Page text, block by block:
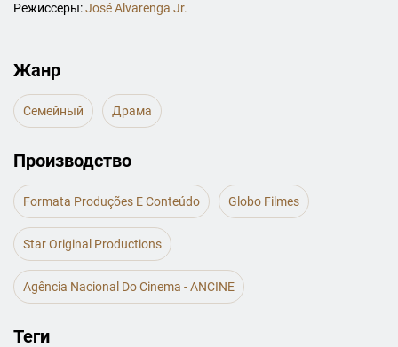
Режиссеры:José Alvarenga Jr.
Жанр
Семейный Драма
Производство
Formata Produções E Conteúdo Globo Filmes
Star Original Productions
Agência Nacional Do Cinema - ANCINE
Теги